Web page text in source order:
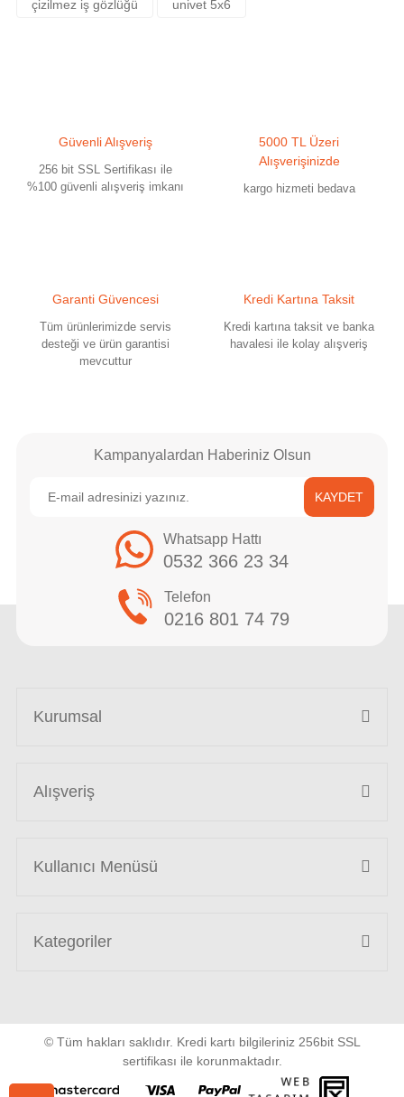
çizilmez iş gözlüğü univet 5x6
Güvenli Alışveriş
256 bit SSL Sertifikası ile
%100 güvenli alışveriş imkanı
5000 TL Üzeri
Alışverişinizde
kargo hizmeti bedava
Garanti Güvencesi
Tüm ürünlerimizde servis
desteği ve ürün garantisi
mevcuttur
Kredi Kartına Taksit
Kredi kartına taksit ve banka
havalesi ile kolay alışveriş
Kampanyalardan Haberiniz Olsun
KAYDET
Whatsapp Hattı
0532 366 23 34
Telefon
0216 801 74 79
Kurumsal
Alışveriş
Kullanıcı Menüsü
Kategoriler
© Tüm hakları saklıdır. Kredi kartı bilgileriniz 256bit SSL
sertifikası ile korunmaktadır.
WEB